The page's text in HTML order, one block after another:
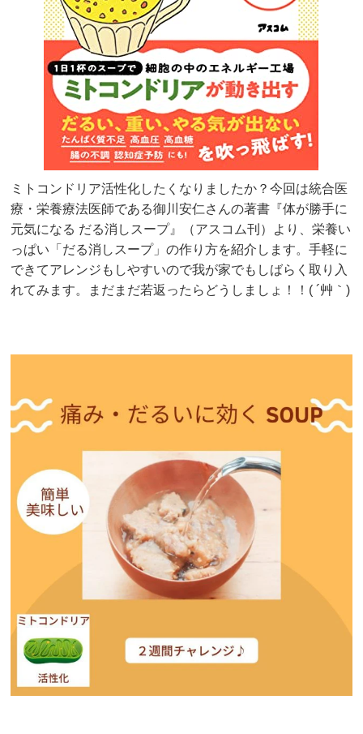
ミトコンドリア活性化したくなりましたか？今回は統合医
療・栄養療法医師である御川安仁さんの著書『体が勝手に
元気になる だる消しスープ』（アスコム刊）より、栄養い
っぱい「だる消しスープ」の作り方を紹介します。手軽に
できてアレンジもしやすいので我が家でもしばらく取り入
れてみます。まだまだ若返ったらどうしましょ！！( ´艸｀)